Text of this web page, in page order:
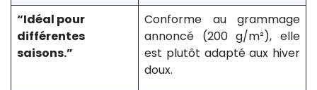
“Idéal pour
différentes
saisons.”
Conforme au grammage
annoncé (200 g/m²), elle
est plutôt adapté aux hiver
doux.